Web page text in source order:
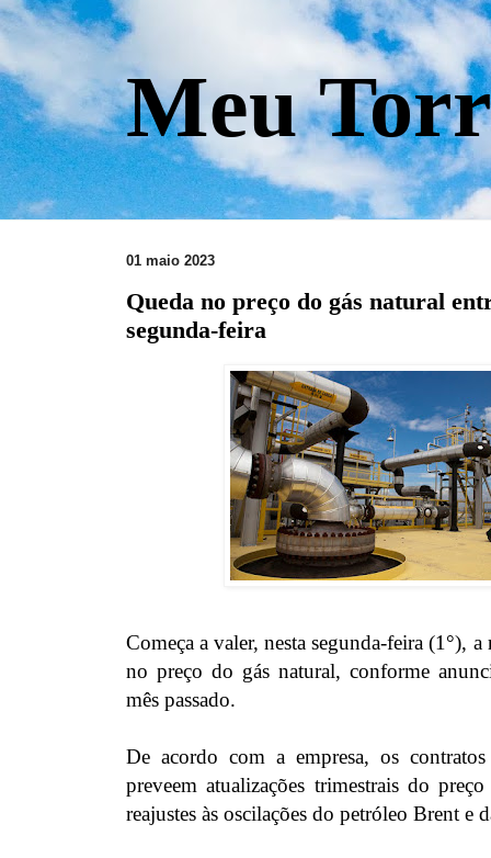
Meu
01 maio 2023
Queda no preço do gás natural
segunda-feira
Começa a valer, nesta segunda-feira (1°),
no preço do gás natural, conforme
mês passado.
De acordo com a empresa, os
preveem atualizações trimestrais do
reajustes às oscilações do petróleo Brent e